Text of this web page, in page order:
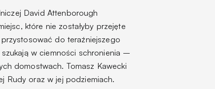
David Attenborough
które nie zostałyby przejęte
do teraźniejszego
w ciemności schronienia –
domostwach. Tomasz Kawecki
Rudy oraz w jej podziemiach.